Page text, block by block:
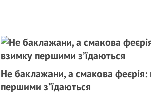
Не баклажани, а смакова феєрія:
першими з’їдаються